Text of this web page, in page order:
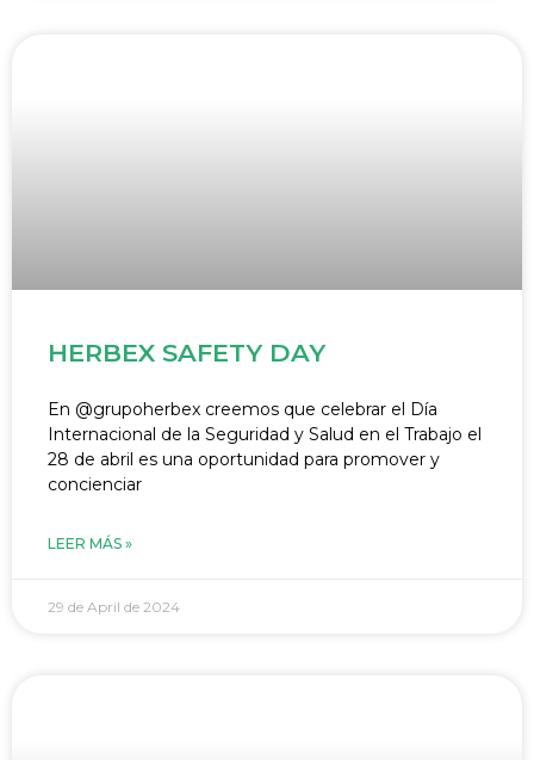
HERBEX SAFETY DAY
En @grupoherbex creemos que celebrar el Día
Internacional de la Seguridad y Salud en el Trabajo el
28 de abril es una oportunidad para promover y
concienciar
LEER MÁS »
29 de April de 2024